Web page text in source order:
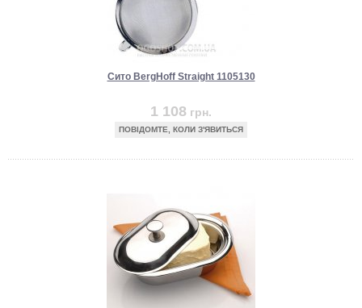
Сито BergHoff Straight 1105130
1 108 грн.
ПОВІДОМТЕ, КОЛИ З'ЯВИТЬСЯ